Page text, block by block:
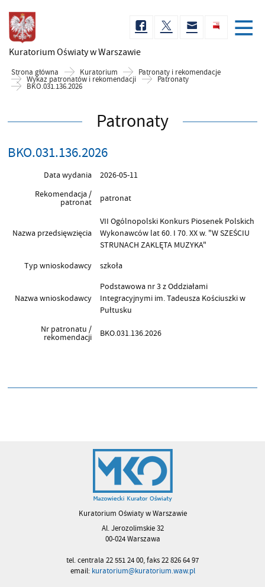
Kuratorium Oświatyw Warszawie
Strona główna Kuratorium Patronaty i rekomendacje
Wykaz patronatów i rekomendacji Patronaty
BKO.031.136.2026
Patronaty
BKO.031.136.2026
Data wydania
2026-05-11
Rekomendacja /
patronat patronat
Nazwa przedsięwzięcia
VII Ogólnopolski Konkurs Piosenek Polskich
Wykonawców lat 60. I 70. XX w. "W SZEŚCIU
STRUNACH ZAKLĘTA MUZYKA"
Typ wnioskodawcy
szkoła
Nazwa wnioskodawcy
Podstawowa nr 3 z Oddziałami
Integracyjnymi im. Tadeusza Kościuszki w
Pułtusku
Nr patronatu /
rekomendacji BKO.031.136.2026
Kuratorium Oświaty w Warszawie
Al. Jerozolimskie 32
00-024 Warszawa
tel. centrala 22 551 24 00, faks 22 826 64 97
email: kuratorium@kuratorium.waw.pl